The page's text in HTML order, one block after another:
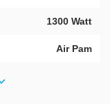
1300 Watt
Air Pam